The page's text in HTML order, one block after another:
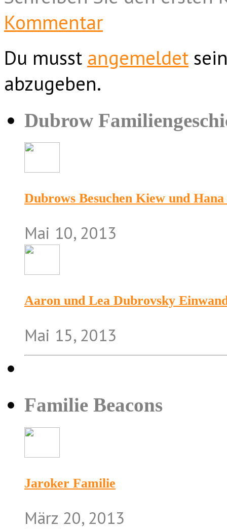
Kommentar
Du musst angemeldet
abzugeben.
Dubrow
Dubrows Besuchen Kiew und
Mai 10, 2013
Aaron und Lea Dubrovsky
Mai 15, 2013
Familie Beacons
Jaroker Familie
März 20, 2013